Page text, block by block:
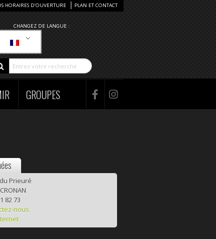
CHANGEZ DE LANGUE :
HORAIRES D’OUVERTURE PLAN ET CONTACT
GROUPES
Prieuré
82 73
nous